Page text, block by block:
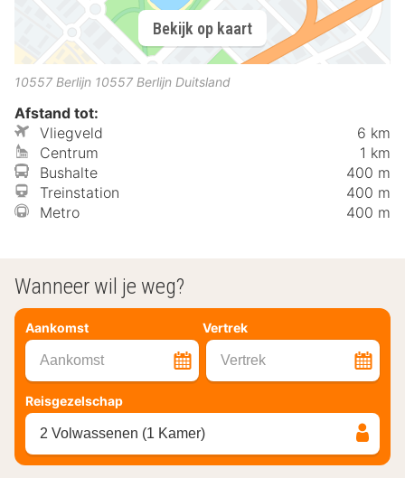
Bekijk op kaart
10557 Berlijn 10557 Berlijn Duitsland
Afstand tot:
Vliegveld
6 km
Centrum
1 km
Bushalte
400 m
Treinstation
400 m
Metro
400 m
Wanneer wil je weg?
Aankomst Vertrek
Aankomst Vertrek
Reisgezelschap
2 Volwassenen (1 Kamer)